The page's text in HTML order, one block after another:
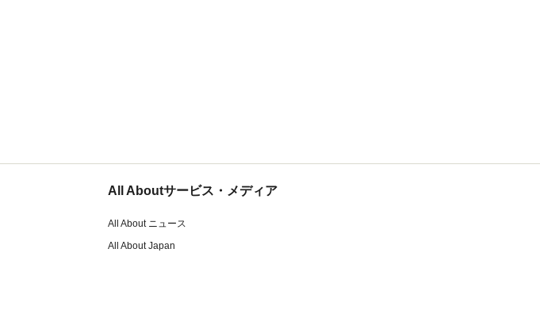
All Aboutサービス・メディア
All About ニュース
All About Japan